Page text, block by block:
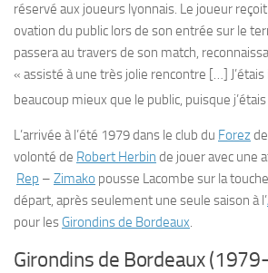
réservé aux joueurs lyonnais. Le joueur
ovation du public lors de son entrée sur le
passera au travers de son match,
« assisté à une très jolie rencontre […]
beaucoup mieux que le public, puisque
L’arrivée à l’été 1979 dans le club du Forezde
volonté de Robert Herbin de jouer avec une
Rep – Zimako pousse Lacombe sur la
départ, après seulement une seule saison à l’
pour les Girondins de Bordeaux.
Girondins de Bordeaux